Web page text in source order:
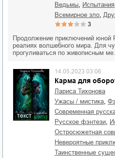
ведьмы испытания
всемирное зло
3
Продолжение приключений юной
реалиях волшебного мира. Для
прогуливаться по живописным
текст
Карма для
14.05.2023 03:06
Лариса Тихонова
ужасы / мистика
современная
русское фэнтези
остросюжетная
невероятные
таинственные